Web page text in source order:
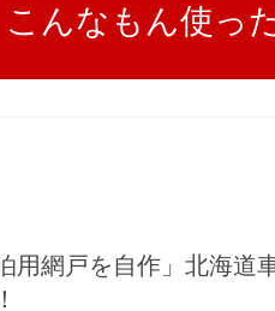
こんなもん使っ
用網戸を自作」北海道